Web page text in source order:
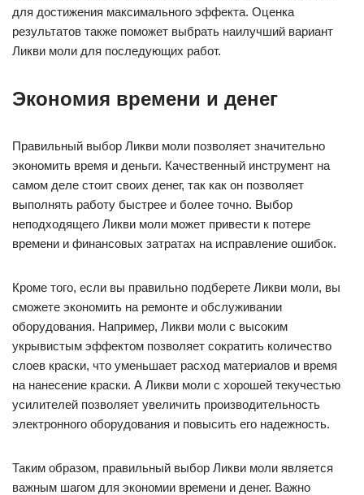
для достижения максимального эффекта. Оценка
результатов также поможет выбрать наилучший вариант
Ликви моли для последующих работ.
Экономия времени и денег
Правильный выбор Ликви моли позволяет значительно
экономить время и деньги. Качественный инструмент на
самом деле стоит своих денег, так как он позволяет
выполнять работу быстрее и более точно. Выбор
неподходящего Ликви моли может привести к потере
времени и финансовых затратах на исправление ошибок.
Кроме того, если вы правильно подберете Ликви моли, вы
сможете экономить на ремонте и обслуживании
оборудования. Например, Ликви моли с высоким
укрывистым эффектом позволяет сократить количество
слоев краски, что уменьшает расход материалов и время
на нанесение краски. А Ликви моли с хорошей текучестью
усилителей позволяет увеличить производительность
электронного оборудования и повысить его надежность.
Таким образом, правильный выбор Ликви моли является
важным шагом для экономии времени и денег. Важно